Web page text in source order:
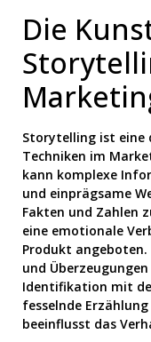
Die
Storytelling ist eine
Techniken im
kann komplexe
und einprägsame
Fakten und Zahlen
eine emotionale
Produkt
und
Identifikation mit
fesselnde
beeinflusst das